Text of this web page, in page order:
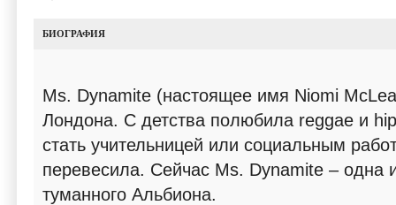
БИОГРАФИЯ
Ms. Dynamite (настоящее имя Niomi
Лондона. С детства полюбила reggae и
стать учительницей или социальным
перевесила. Сейчас Ms. Dynamite – одна
туманного Альбиона.